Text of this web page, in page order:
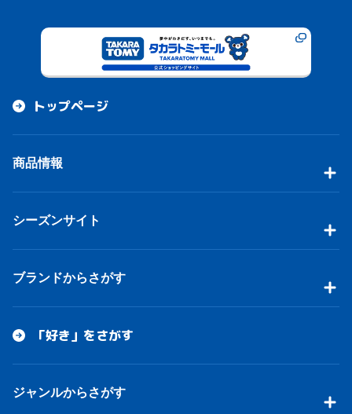
トップページ
商品情報
シーズンサイト
ブランドからさがす
「好き」をさがす
ジャンルからさがす